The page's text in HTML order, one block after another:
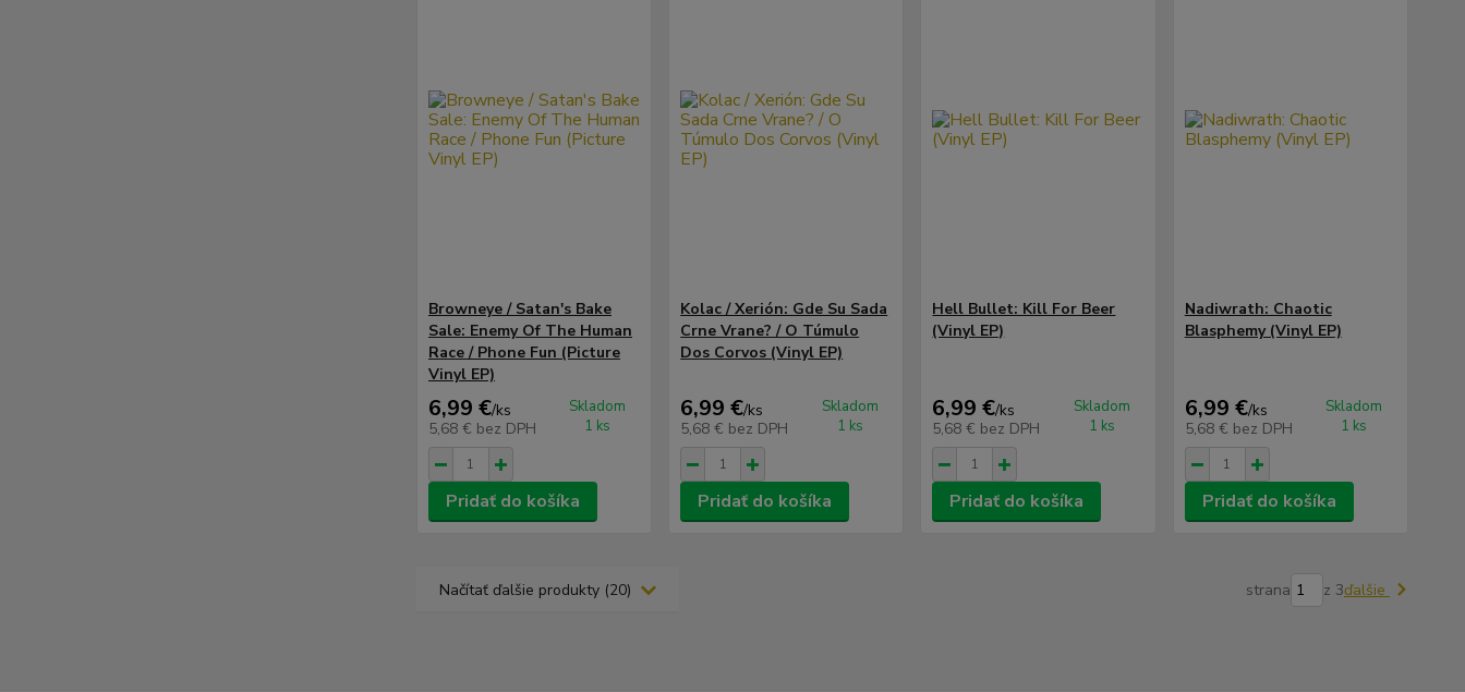
Browneye / Satan's Bake
Sale: Enemy Of The Human
Race / Phone Fun (Picture
Vinyl EP)
6,99 €/ks
5,68 € bez DPH
Skladom
1 ks
Pridať do košíka
Kolac / Xerión: Gde Su Sada
Crne Vrane? / O Túmulo
Dos Corvos (Vinyl EP)
6,99 €/ks
5,68 € bez DPH
Skladom
1 ks
Pridať do košíka
Hell Bullet: Kill For Beer
(Vinyl EP)
6,99 €/ks
5,68 € bez DPH
Skladom
1 ks
Pridať do košíka
Nadiwrath: Chaotic
Blasphemy (Vinyl EP)
6,99 €/ks
5,68 € bez DPH
Skladom
1 ks
Pridať do košíka
Načítať ďalšie produkty (20) strana z 3ďalšie